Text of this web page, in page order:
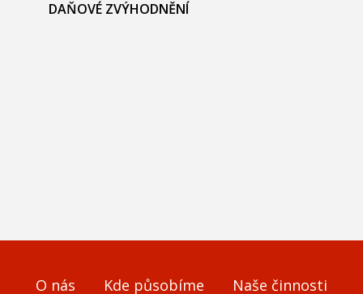
DAŇOVÉ ZVÝHODNĚNÍ
O nás Kde působíme Naše činnosti